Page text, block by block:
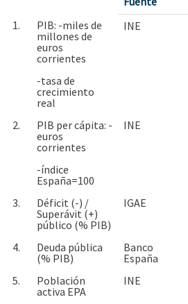
1.
PIB: -miles de
millones de
euros
corrientes
INE
-tasa de
crecimiento
real
2.
PIB per cápita: -
euros
corrientes
INE
-índice
España=100
3.
Déficit (-) /
Superávit (+)
público (% PIB)
IGAE
4.
Deuda pública
(% PIB)
Banco
España
5.
Población
activa EPA
INE